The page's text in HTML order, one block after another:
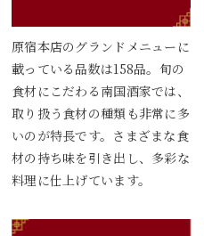
原宿本店のグランドメニューに
載っている品数は158品。旬の
食材にこだわる南国酒家では、
取り扱う食材の種類も非常に多
いのが特長です。さまざまな食
材の持ち味を引き出し、多彩な
料理に仕上げています。